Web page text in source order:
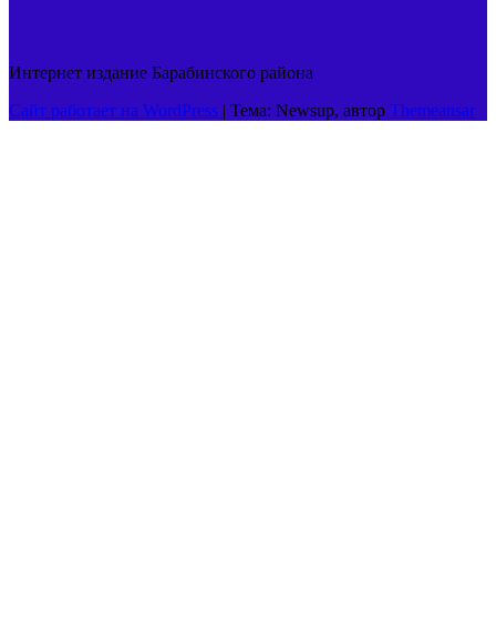
Интернет издание Барабинского района
Сайт работает на WordPress | Тема: Newsup, автор Themeansar